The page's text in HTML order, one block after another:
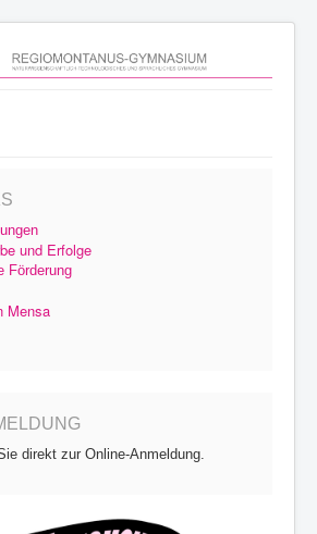
und Erfolge
Förderung
Mensa
direkt zur Online-Anmeldung.